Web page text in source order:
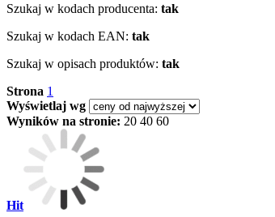
Szukaj w kodach producenta: tak
Szukaj w kodach EAN: tak
Szukaj w opisach produktów: tak
Strona 1
Wyświetlaj wg
Wyników na stronie: 20 40 60
Hit